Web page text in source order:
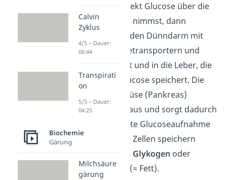
Wenn du also direkt Glucose über die
Ernährung zu dir nimmst, dann
gelangt sie über den Dünndarm mit
Hilfe von Glucosetransportern und
ins Blut und in die Leber, die
einen Teil der Glucose speichert. Die
Bauchspeicheldrüse (Pankreas)
schüttet
aus und sorgt dadurch
für eine vermehrte Glucoseaufnahme
in den Zellen. Die Zellen speichern
Glykogen oder
Triacylglycerine
(= Fett).
Calvin
Zyklus
4/5 – Dauer:
06:44
Transpirati
on
5/5 – Dauer:
04:25
Biochemie
Gärung
Milchsäure
gärung